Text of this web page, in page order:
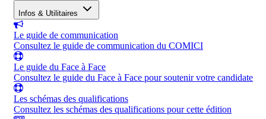
Infos & Utilitaires
Le guide de communication
Consultez le guide de communication du COMICI
Le guide du Face à Face
Consultez le guide du Face à Face pour soutenir votre candidate
Les schémas des qualifications
Consultez les schémas des qualifications pour cette édition